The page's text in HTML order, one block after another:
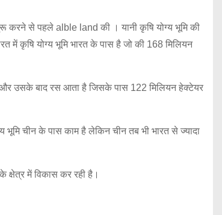
करने से पहले alble land की । यानी कृषि योग्य भूमि की
में कृषि योग्य भूमि भारत के पास है जो की 168 मिलियन
और उसके बाद रस आता है जिसके पास 122 मिलियन हेक्टेयर
चीन के पास काम है लेकिन चीन तब भी भारत से ज्यादा
में विकास कर रही है।